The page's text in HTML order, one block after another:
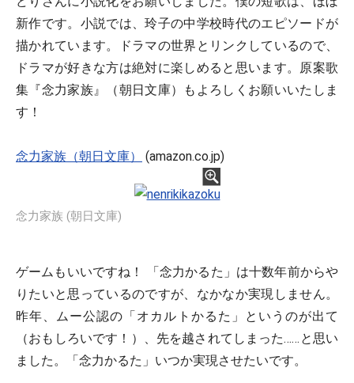
新作です。小説では、玲子の中学校時代のエピソードが
描かれています。ドラマの世界とリンクしているので、
ドラマが好きな方は絶対に楽しめると思います。原案歌
集『念力家族』（朝日文庫）もよろしくお願いいたしま
す！
念力家族（朝日文庫） (amazon.co.jp)
念力家族 (朝日文庫)
ゲームもいいですね！ 「念力かるた」は十数年前からや
りたいと思っているのですが、なかなか実現しません。
昨年、ムー公認の「オカルトかるた」というのが出て
（おもしろいです！）、先を越されてしまった……と思い
ました。「念力かるた」いつか実現させたいです。